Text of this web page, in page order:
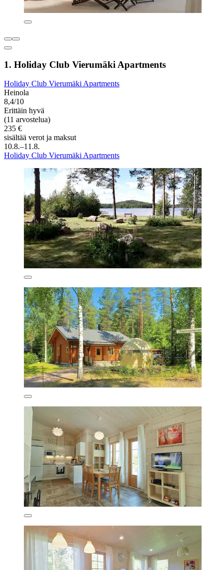
1. Holiday Club Vierumäki Apartments
Holiday Club Vierumäki Apartments
Heinola
8,4/10
Erittäin hyvä
(11 arvostelua)
235 €
sisältää verot ja maksut
10.8.–11.8.
Holiday Club Vierumäki Apartments